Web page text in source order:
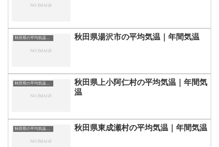
秋田県の平均気温まとめ 秋田県湯沢市の平均気温｜年間気温
秋田県の平均気温まとめ
秋田県上小阿仁村の平均気温｜年間気
温
秋田県東成瀬村の平均気温｜年間気温